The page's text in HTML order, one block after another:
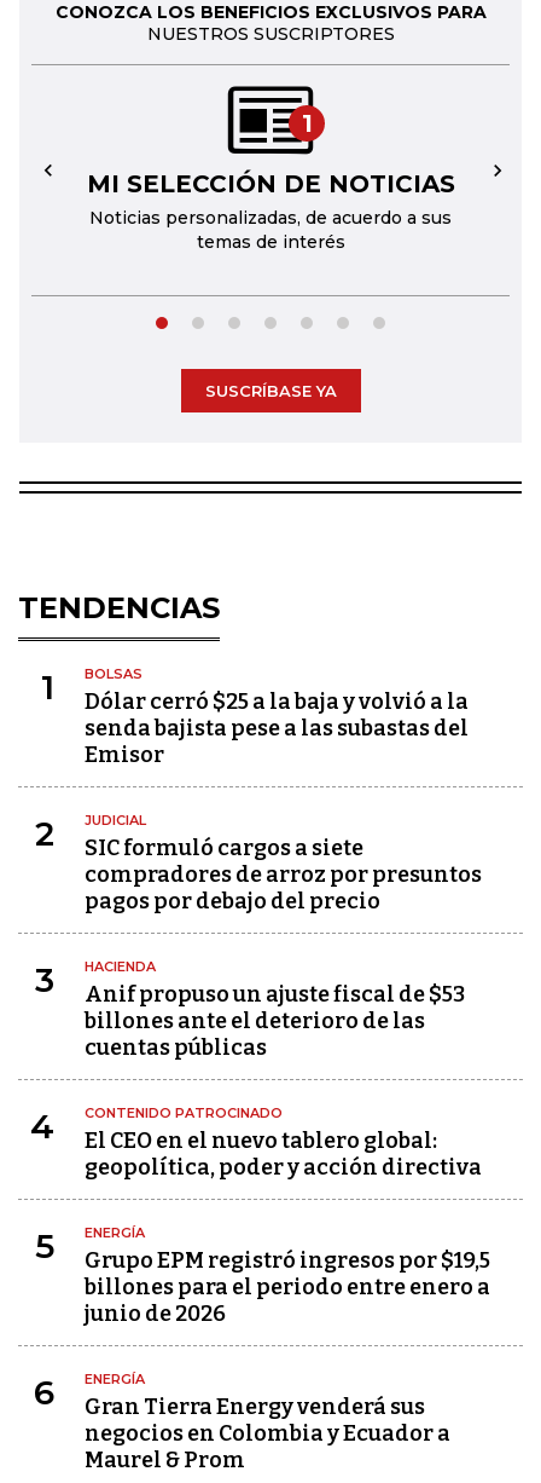
CONOZCA LOS BENEFICIOS EXCLUSIVOS PARA
NUESTROS SUSCRIPTORES
1
MI SELECCIÓN DE NOTICIAS
Noticias personalizadas, de acuerdo a sus
temas de interés
← →
SUSCRÍBASE YA
TENDENCIAS
1 BOLSAS
Dólar cerró $25 a la baja y volvió a la
senda bajista pese a las subastas del
Emisor
2 JUDICIAL
SIC formuló cargos a siete
compradores de arroz por presuntos
pagos por debajo del precio
3 HACIENDA
Anif propuso un ajuste fiscal de $53
billones ante el deterioro de las
cuentas públicas
4 CONTENIDO PATROCINADO
El CEO en el nuevo tablero global:
geopolítica, poder y acción directiva
5 ENERGÍA
Grupo EPM registró ingresos por $19,5
billones para el periodo entre enero a
junio de 2026
6 ENERGÍA
Gran Tierra Energy venderá sus
negocios en Colombia y Ecuador a
Maurel & Prom